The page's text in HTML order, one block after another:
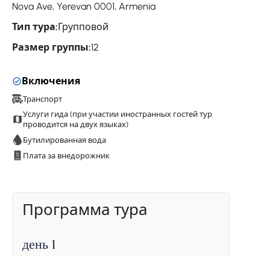
Nova Ave, Yerevan 0001, Armenia
Тип тура: Групповой
Размер группы:12
Включения
Транспорт
Услуги гида (при участии иностранных гостей тур
проводится на двух языках)
Бутилированная вода
Плата за внедорожник
Программа тура
день 1